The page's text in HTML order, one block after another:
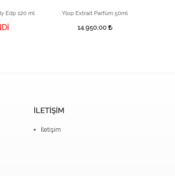
Edp 120 ml Ylop Extrait Parfüm 50ml
14.950,00
İLETİŞİM
İletişim